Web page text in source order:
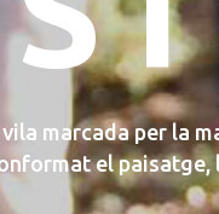
de cinema,
DESCOBREIX